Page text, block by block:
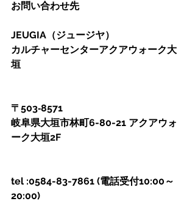
お問い合わせ先
JEUGIA（ジュージヤ）
カルチャーセンターアクアウォーク大
垣
〒503‐8571
岐阜県大垣市林町6-80-21 アクアウォ
ーク大垣2F
tel :0584-83-7861 (電話受付10:00～
20:00)